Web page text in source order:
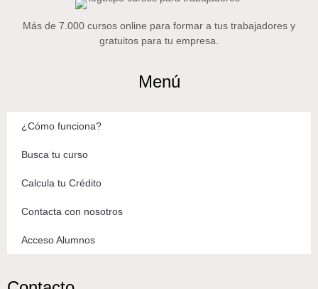
Más de 7.000 cursos online para formar a tus trabajadores y
gratuitos para tu empresa.
Menú
¿Cómo funciona?
Busca tu curso
Calcula tu Crédito
Contacta con nosotros
Acceso Alumnos